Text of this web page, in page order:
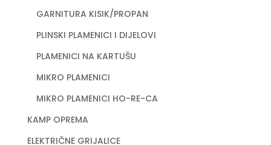
GARNITURA KISIK/PROPAN
PLINSKI PLAMENICI I DIJELOVI
PLAMENICI NA KARTUŠU
MIKRO PLAMENICI
MIKRO PLAMENICI HO-RE-CA
KAMP OPREMA
ELEKTRIČNE GRIJALICE